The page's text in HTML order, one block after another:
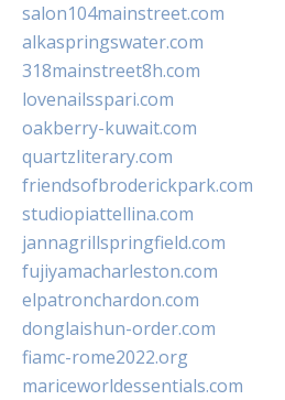
salon104mainstreet.com
alkaspringswater.com
318mainstreet8h.com
lovenailsspari.com
oakberry-kuwait.com
quartzliterary.com
friendsofbroderickpark.com
studiopiattellina.com
jannagrillspringfield.com
fujiyamacharleston.com
elpatronchardon.com
donglaishun-order.com
fiamc-rome2022.org
mariceworldessentials.com